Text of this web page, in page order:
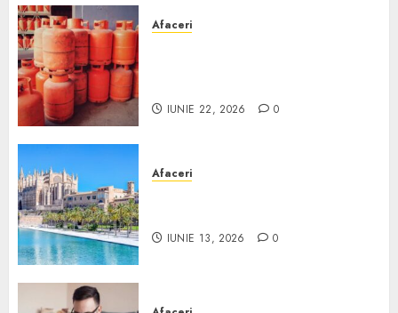
Afaceri
IUNIE 22, 2026 0
Afaceri
IUNIE 13, 2026 0